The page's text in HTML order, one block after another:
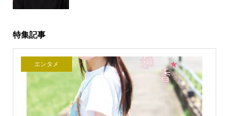
特集記事
エンタメ